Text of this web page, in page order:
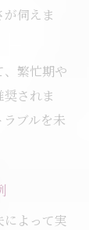
伺えま
繁忙期や
されま
ブルを未
よって実